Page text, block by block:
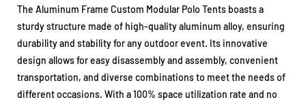
The Aluminum Frame Custom Modular Polo Tents boasts a
sturdy structure made of high-quality aluminum alloy, ensuring
durability and stability for any outdoor event. Its innovative
design allows for easy disassembly and assembly, convenient
transportation, and diverse combinations to meet the needs of
different occasions. With a 100% space utilization rate and no